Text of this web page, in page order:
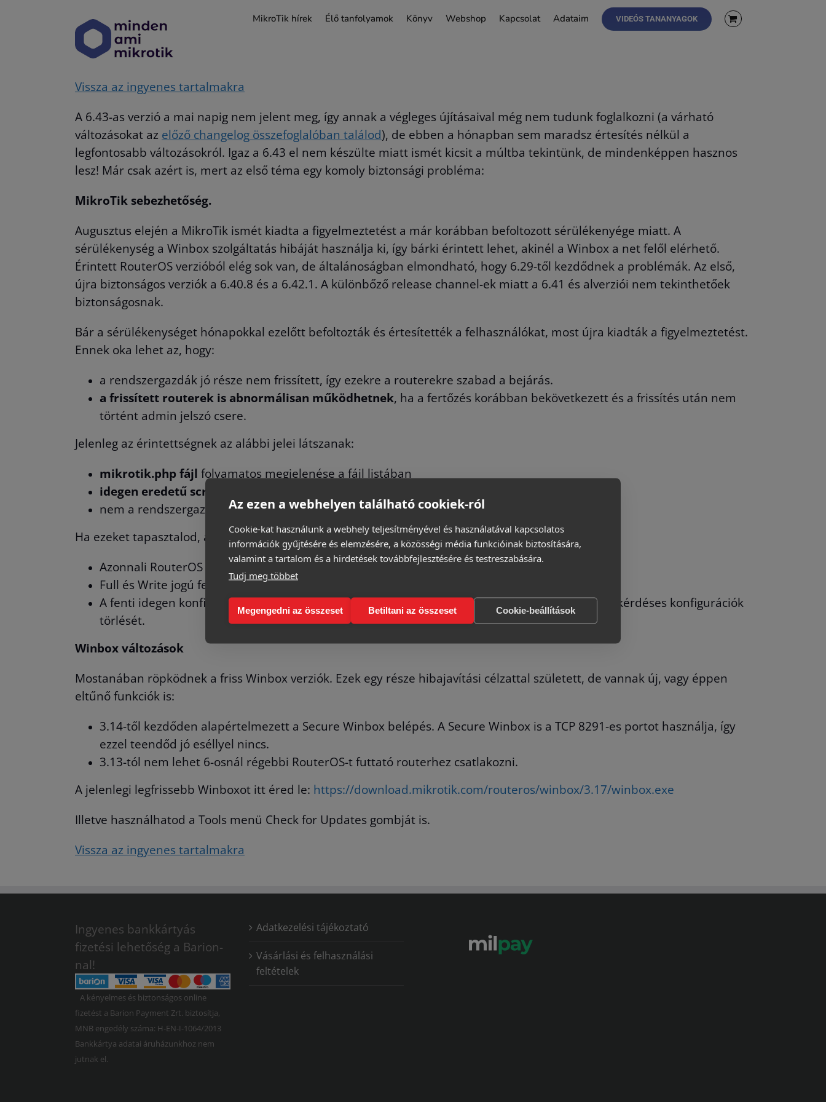
MikroTik hírek Élő tanfolyamok Könyv Webshop Kapcsolat Adataim VIDEÓS TANANYAGOK
Vissza az ingyenes tartalmakra
A 6.43-as verzió a mai napig nem jelent meg, így annak a végleges újításaival még nem tudunk foglalkozni (a várható
változásokat az előző changelog összefoglalóban találod), de ebben a hónapban sem maradsz értesítés nélkül a
legfontosabb változásokról. Igaz a 6.43 el nem készülte miatt ismét kicsit a múltba tekintünk, de mindenképpen hasznos
lesz! Már csak azért is, mert az első téma egy komoly biztonsági probléma:
MikroTik sebezhetőség.
Augusztus elején a MikroTik ismét kiadta a figyelmeztetést a már korábban befoltozott sérülékenyége miatt. A
sérülékenység a Winbox szolgáltatás hibáját használja ki, így bárki érintett lehet, akinél a Winbox a net felől elérhető.
Érintett RouterOS verzióból elég sok van, de általánoságban elmondható, hogy 6.29-től kezdődnek a problémák. Az első,
újra biztonságos verziók a 6.40.8 és a 6.42.1. A különbőző release channel-ek miatt a 6.41 és alverziói nem tekinthetőek
biztonságosnak.
Bár a sérülékenységet hónapokkal ezelőtt befoltozták és értesítették a felhasználókat, most újra kiadták a figyelmeztetést.
Ennek oka lehet az, hogy:
a rendszergazdák jó része nem frissített, így ezekre a routerekre szabad a bejárás.
a frissített routerek is abnormálisan működhetnek, ha a fertőzés korábban bekövetkezett és a frissítés után nem
történt admin jelszó csere.
Jelenleg az érintettségnek az alábbi jelei látszanak:
mikrotik.php fájl folyamatos megjelenése a fájl listában
idegen eredetű script
nem a rendszergazda által elvégzettIP->SOCKSbeállítás
Ha ezeket tapasztalod, az alábbiakat kell tenned:
Azonnali RouterOS frissítés (ha még nem történt meg), egy biztonságos verzióra
Full és Write jogú felhasználók jelszavának megváltoztatása
A fenti idegen konfigok megkeresése és kiírtása. A MikroTik teljes export elemzést javasol és a kérdéses konfigurációk
törlését.
Winbox változások
Mostanában röpködnek a friss Winbox verziók. Ezek egy része hibajavítási célzattal született, de vannak új, vagy éppen
eltűnő funkciók is:
3.14-től kezdőden alapértelmezett a Secure Winbox belépés. A Secure Winbox is a TCP 8291-es portot használja, így
ezzel teendőd jó eséllyel nincs.
3.13-tól nem lehet 6-osnál régebbi RouterOS-t futtató routerhez csatlakozni.
A jelenlegi legfrissebb Winboxot itt éred le: https://download.mikrotik.com/routeros/winbox/3.17/winbox.exe
Illetve használhatod a Tools menü Check for Updates gombját is.
Vissza az ingyenes tartalmakra
Ingyenes bankkártyás
fizetési lehetőség a Barion-
nal!
A kényelmes és biztonságos online
fizetést a Barion Payment Zrt. biztosítja,
MNB engedély száma: H-EN-I-1064/2013
Bankkártya adatai áruházunkhoz nem
jutnak el.
Adatkezelési tájékoztató
Vásárlási és felhasználási
feltételek
Az ezen a webhelyen található cookiek-ról
Cookie-kat használunk a webhely teljesítményével és használatával kapcsolatos
információk gyűjtésére és elemzésére, a közösségi média funkcióinak biztosítására,
valamint a tartalom és a hirdetések továbbfejlesztésére és testreszabására.
Tudj meg többet
Megengedni az összeset Betiltani az összeset Cookie-beállítások